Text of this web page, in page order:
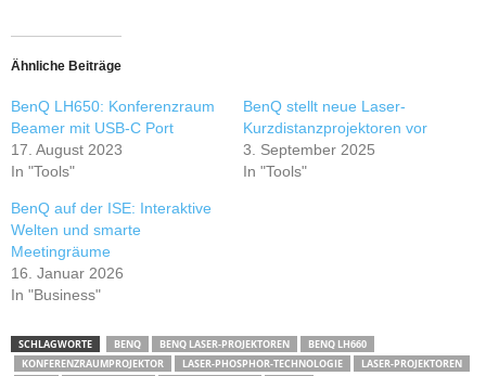
Ähnliche Beiträge
BenQ LH650: Konferenzraum
Beamer mit USB-C Port
17. August 2023
In "Tools"
BenQ stellt neue Laser-
Kurzdistanzprojektoren vor
3. September 2025
In "Tools"
BenQ auf der ISE: Interaktive
Welten und smarte
Meetingräume
16. Januar 2026
In "Business"
SCHLAGWORTE BENQ BENQ LASER-PROJEKTOREN
BENQ LH660
KONFERENZRAUMPROJEKTOR
LASER-PHOSPHOR-TECHNOLOGIE LASER-PROJEKTOREN